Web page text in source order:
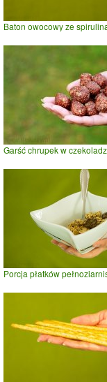
Baton owocowy ze
Garść chrupek w
Porcja płatków